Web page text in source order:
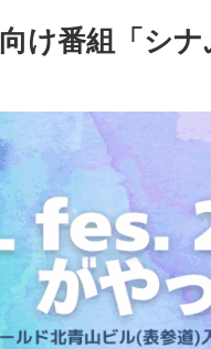
け番組「シ